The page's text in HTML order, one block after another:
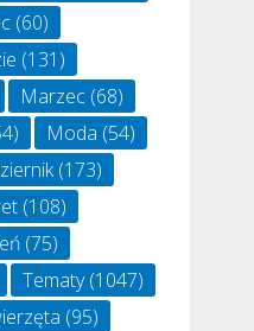
(60)
(131)
Marzec(68)
Moda (54)
(173)
(108)
(75)
Tematy(1047)
(95)